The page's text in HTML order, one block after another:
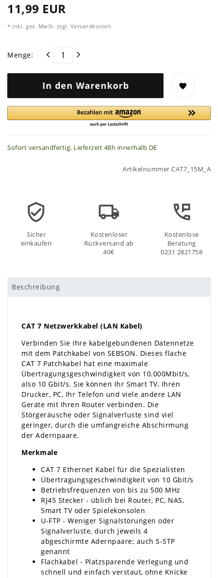
11,99 EUR
* inkl. ges. MwSt. zzgl. Versandkosten
Menge:
In den Warenkorb
Sofort versandfertig, Lieferzeit 48h innerhalb DE
Artikelnummer CAT7_15M_A
Sicher
einkaufen
Kostenloser
Rückversand ab
40€
Kostenlose
Beratung
0231 2821758
Beschreibung
CAT 7 Netzwerkkabel (LAN Kabel)
Verbinden Sie Ihre kabelgebundenen Datennetze
mit dem Patchkabel von SEBSON. Dieses flache
CAT 7 Patchkabel hat eine maximale
Übertragungsgeschwindigkeit von 10.000Mbit/s,
also 10 Gbit/s. Sie können Ihr Smart TV, Ihren
Drucker, PC, Ihr Telefon und viele andere LAN
Geräte mit Ihren Router verbinden. Die
Störgeräusche oder Signalverluste sind viel
geringer, durch die umfangreiche Abschirmung
der Adernpaare.
Merkmale
CAT 7 Ethernet Kabel für die Spezialisten
Übertragungsgeschwindigkeit von 10 Gbit/s
Betriebsfrequenzen von bis zu 500 MHz
RJ45 Stecker - üblich bei Router, PC, NAS,
Smart TV oder Spielekonsolen
U-FTP - Weniger Signalstörungen oder
Signalverluste, durch jeweils 4
abgeschirmte Adernpaare; auch S-STP
genannt
Flachkabel - Platzsparende Verlegung und
schnell und einfach verstaut, ohne Knicke